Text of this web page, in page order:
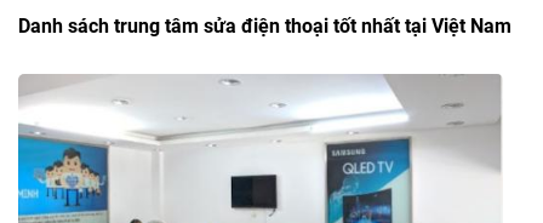
Danh sách trung tâm sửa điện thoại tốt nhất tại Việt Nam